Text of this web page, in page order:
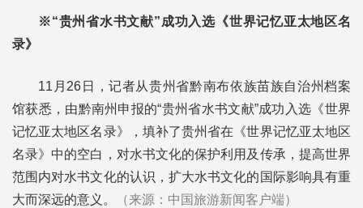
※“贵州省水书文献”成功入选《世界记忆亚太地区名
录》
11月26日，记者从贵州省黔南布依族苗族自治州档案
馆获悉，由黔南州申报的“贵州省水书文献”成功入选《世界
记忆亚太地区名录》，填补了贵州省在《世界记忆亚太地区
名录》中的空白，对水书文化的保护利用及传承，提高世界
范围内对水书文化的认识，扩大水书文化的国际影响具有重
大而深远的意义。
（来源：中国旅游新闻客户端）